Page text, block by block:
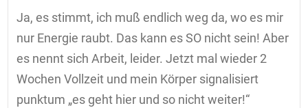
Ja, es stimmt, ich muß endlich weg da, wo es mir
nur Energie raubt. Das kann es SO nicht sein! Aber
es nennt sich Arbeit, leider. Jetzt mal wieder 2
Wochen Vollzeit und mein Körper signalisiert
punktum „es geht hier und so nicht weiter!“